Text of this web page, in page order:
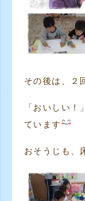
その後は、２
「おいしい
ています
おそうじも、